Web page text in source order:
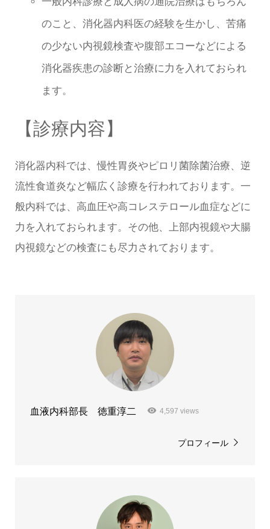
のこと、消化器内科医の経験を生かし、苦痛
の少ない内視鏡検査や腹部エコーなどによる
消化器疾患の診断と治療に力を入れておられ
ます。
【診療内容】
消化器内科では、慢性胃炎やピロリ菌除菌治療、逆
流性食道炎など幅広く診療を行われております。一
般内科では、高血圧や高コレステロール血症などに
力を入れておられます。その他、上部内視鏡や大腸
内視鏡などの検査にも尽力されております。
血液内科部長 徳重淳二 4,597 views
プロフィール